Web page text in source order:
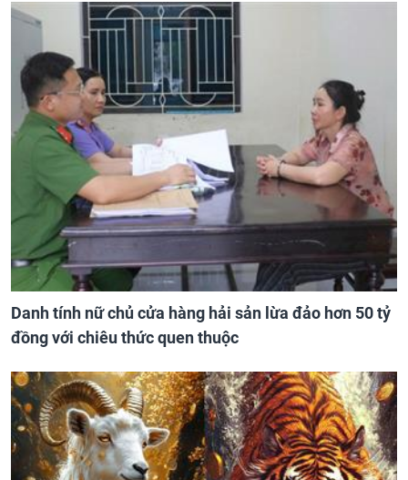
Danh tính nữ chủ cửa hàng hải sản lừa đảo hơn 50 tỷ
đồng với chiêu thức quen thuộc